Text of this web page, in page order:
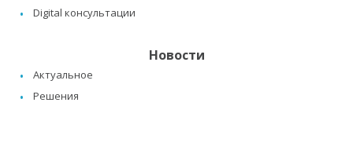
Digital консультации
Новости
Актуальное
Решения